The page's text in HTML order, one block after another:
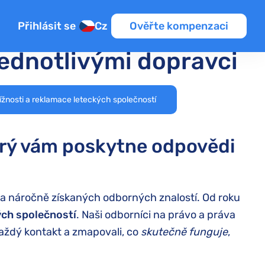
Přihlásit se Cz Ověřte kompenzaci
dopravci
a reklamace leteckých společností
vám poskytne odpovědi
náročně získaných odborných znalostí. Od roku
společností. Naši odborníci na právo a práva
kontakt a zmapovali, co skutečně funguje,